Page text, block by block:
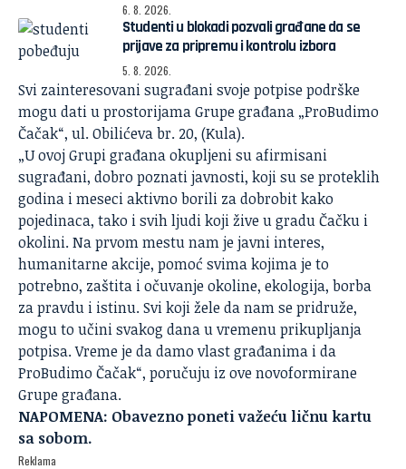
6. 8. 2026.
Studenti u blokadi pozvali građane da se
prijave za pripremu i kontrolu izbora
5. 8. 2026.
Svi zainteresovani sugrađani svoje potpise podrške
mogu dati u prostorijama Grupe građana „ProBudimo
Čačak“, ul. Obilićeva br. 20, (Kula).
„U ovoj Grupi građana okupljeni su afirmisani
sugrađani, dobro poznati javnosti, koji su se proteklih
godina i meseci aktivno borili za dobrobit kako
pojedinaca, tako i svih ljudi koji žive u gradu Čačku i
okolini. Na prvom mestu nam je javni interes,
humanitarne akcije, pomoć svima kojima je to
potrebno, zaštita i očuvanje okoline, ekologija, borba
za pravdu i istinu. Svi koji žele da nam se pridruže,
mogu to učini svakog dana u vremenu prikupljanja
potpisa. Vreme je da damo vlast građanima i da
ProBudimo Čačak“, poručuju iz ove novoformirane
Grupe građana.
NAPOMENA: Obavezno poneti važeću ličnu kartu
sa sobom.
Reklama